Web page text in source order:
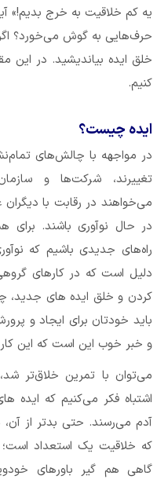
یه کم خلاقیت به خرج بدیم!»
حرف‌هایی به گوش می‌خورد؟
خلق ایده بیاندیشید. در این
کنیم.
ایده چیست؟
در مواجهه با چالش‌های
تغییرند، شرکت‌ها و
می‌خواهند در رقابت با
در حال نوآوری باشند. برای
راه‌های جدیدی باشیم که
دلیل است که در کارهای
کردن و خلق ایده های جدید،
باید خودتان برای ایجاد و
و خبر خوب این است که این
می‌توان با تمرین خلاق‌تر
اشتباه فکر می‌کنیم که
آدم می‌رسند. حتی بدتر از
که خلاقیت یک استعداد
گاهی هم گیر باورهای